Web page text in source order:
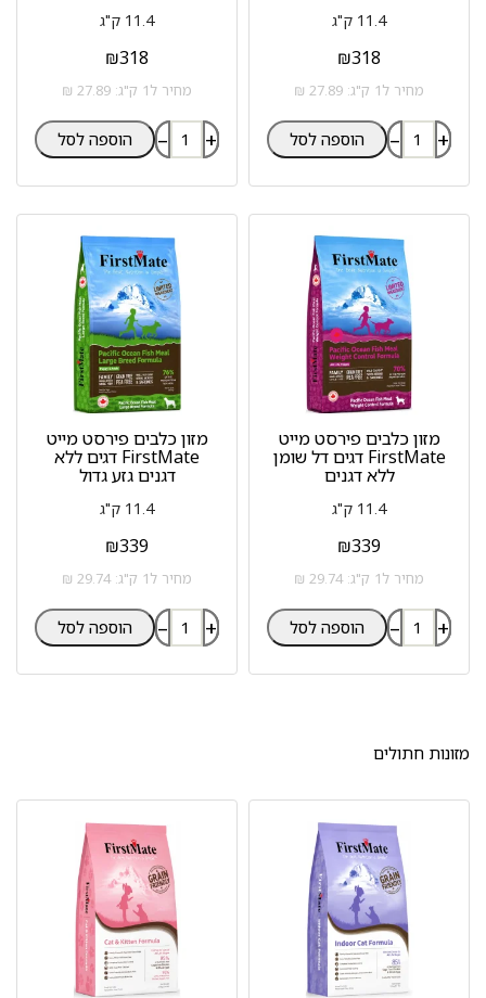
11.4 ק"ג
₪318
מחיר ל1 ק"ג: 27.89 ₪
– + הוספה לסל
11.4 ק"ג
₪318
מחיר ל1 ק"ג: 27.89 ₪
– + הוספה לסל
מזון כלבים פירסט מייט
FirstMate דגים דל שומן
ללא דגנים
11.4 ק"ג
₪339
מחיר ל1 ק"ג: 29.74 ₪
– + הוספה לסל
מזון כלבים פירסט מייט
FirstMate דגים ללא
דגנים גזע גדול
11.4 ק"ג
₪339
מחיר ל1 ק"ג: 29.74 ₪
– + הוספה לסל
מזונות חתולים